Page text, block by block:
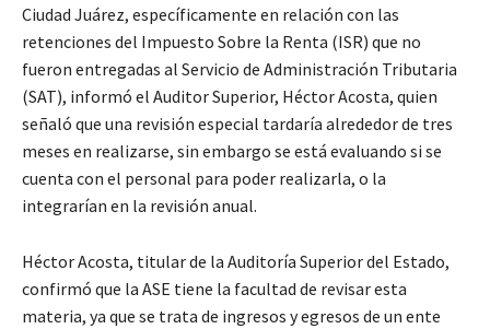
Ciudad Juárez, específicamente en relación con las
retenciones del Impuesto Sobre la Renta (ISR) que no
fueron entregadas al Servicio de Administración Tributaria
(SAT), informó el Auditor Superior, Héctor Acosta, quien
señaló que una revisión especial tardaría alrededor de tres
meses en realizarse, sin embargo se está evaluando si se
cuenta con el personal para poder realizarla, o la
integrarían en la revisión anual.
Héctor Acosta, titular de la Auditoría Superior del Estado,
confirmó que la ASE tiene la facultad de revisar esta
materia, ya que se trata de ingresos y egresos de un ente